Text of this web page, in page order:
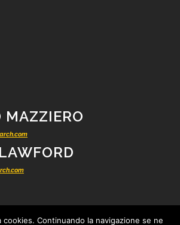
MAZZIERO
Continuando la navigazione se ne